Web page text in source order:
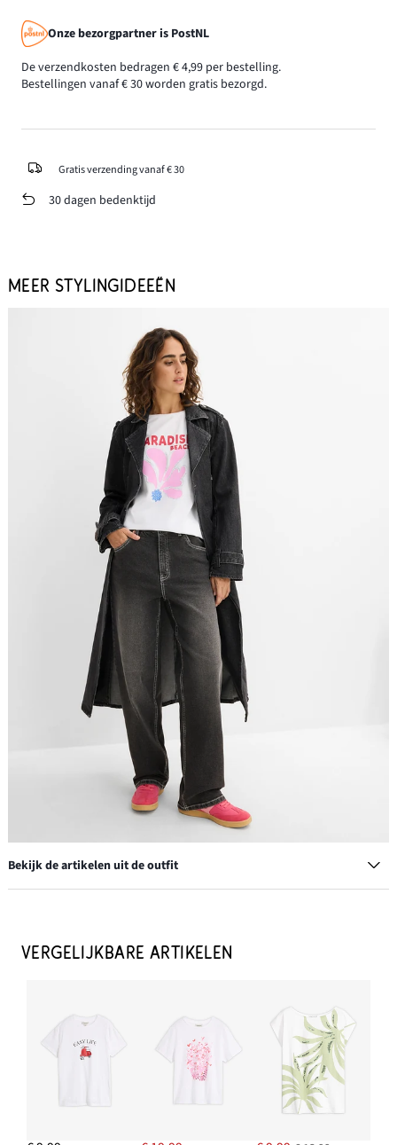
Onze bezorgpartner is PostNL
De verzendkosten bedragen € 4,99 per bestelling.
Bestellingen vanaf € 30 worden gratis bezorgd.
Gratis verzending vanaf € 30
30 dagen bedenktijd
MEER STYLINGIDEEËN
Bekijk de artikelen uit de outfit
Denim trenchcoat
IN WINKELMANDJE
VERGELIJKBARE ARTIKELEN